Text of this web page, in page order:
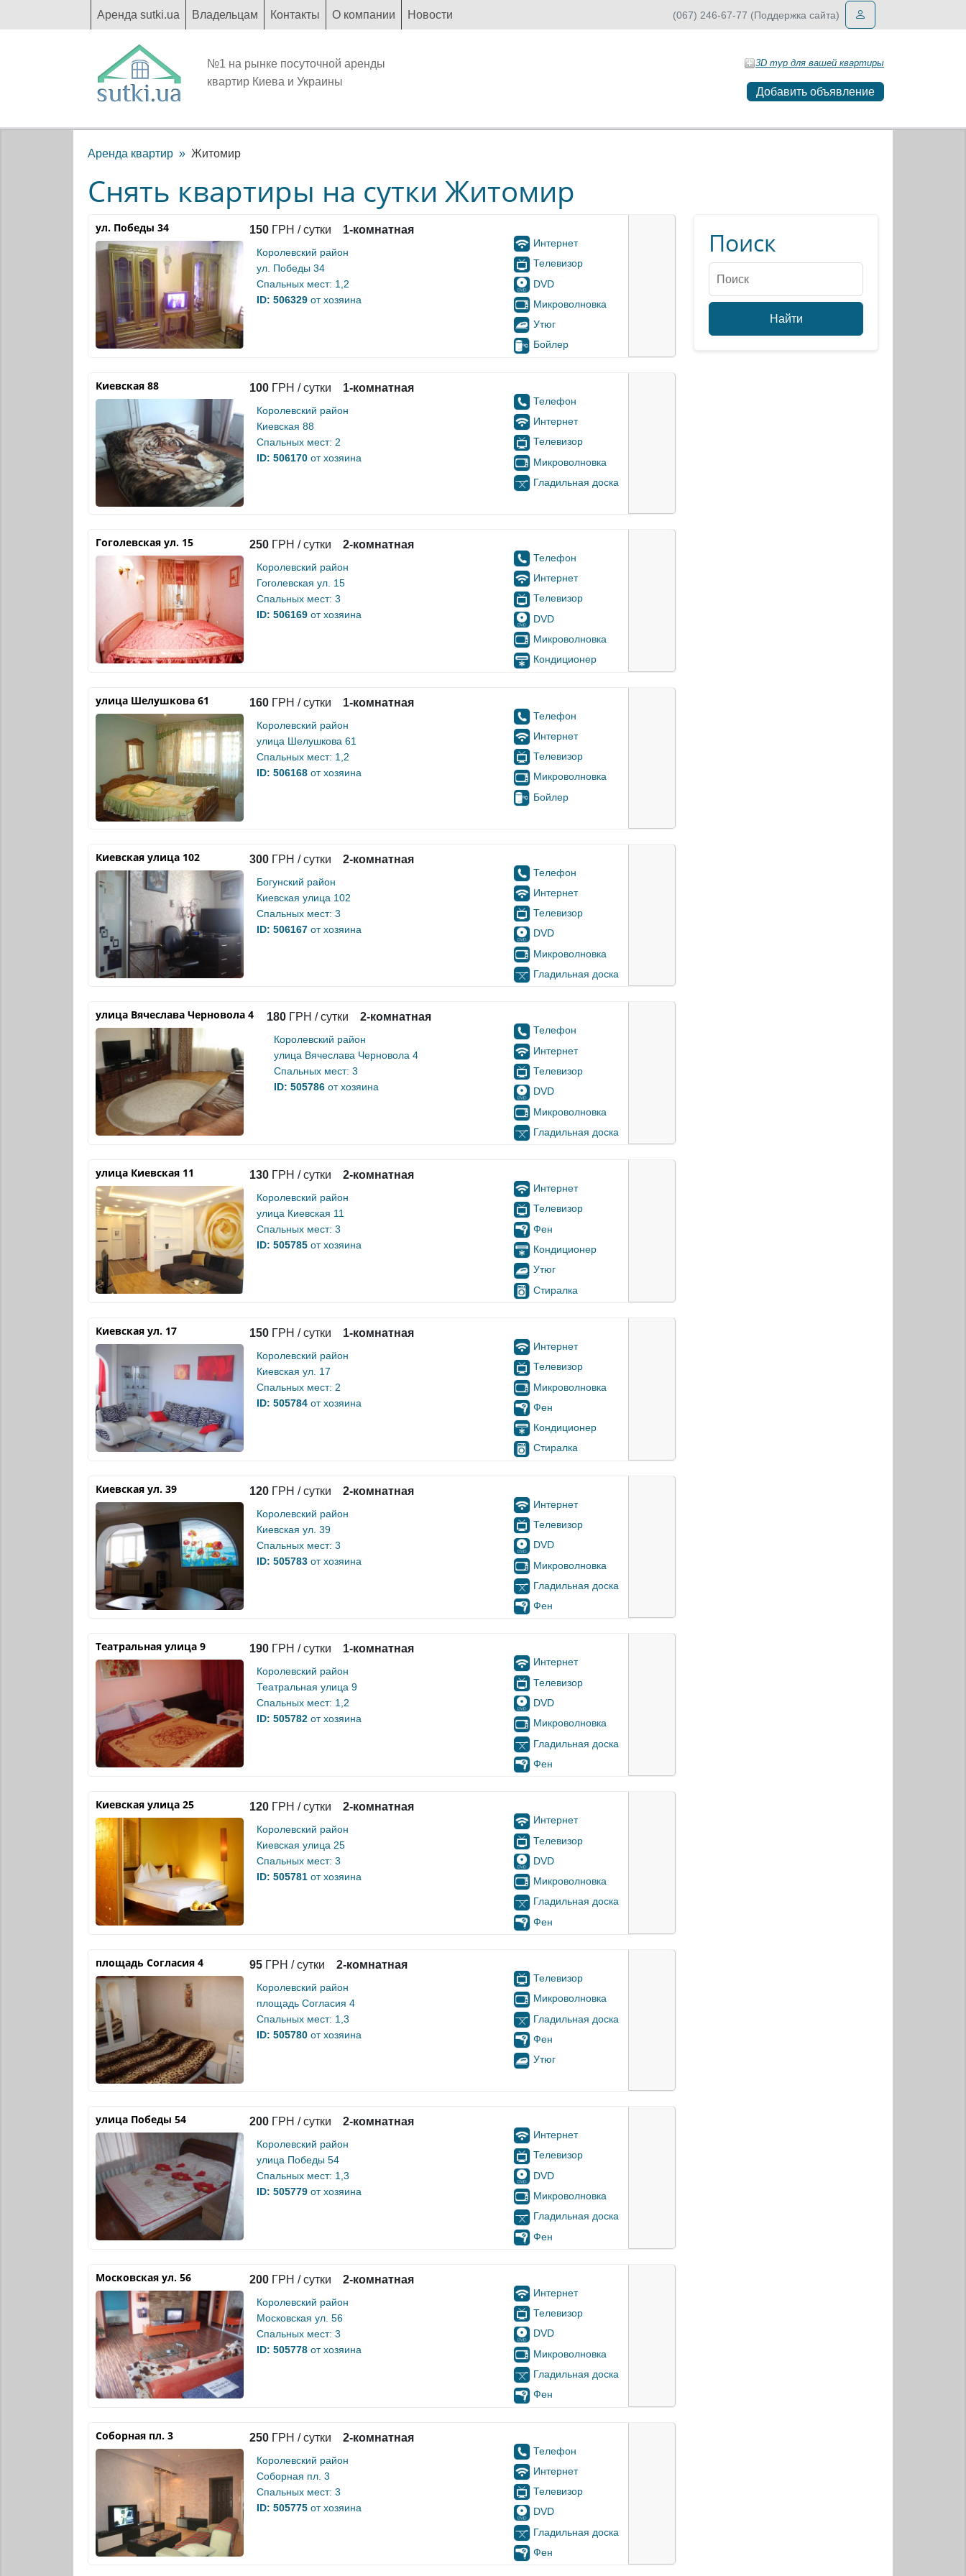
Аренда sutki.ua Владельцам Контакты О компании Новости (067) 246-67-77 (Поддержка сайта)
№1 на рынке посуточной аренды
квартир Киева и Украины
3D тур для вашей квартиры
Добавить объявление
Аренда квартир Житомир
Снять квартиры на сутки Житомир
ул. Победы 34 150 ГРН / сутки 1-комнатная
Королевский район
ул. Победы 34
Спальных мест: 1,2
ID: 506329 от хозяина
Интернет
Телевизор
DVD
Микроволновка
Утюг
Бойлер
Киевская 88 100 ГРН / сутки 1-комнатная
Королевский район
Киевская 88
Спальных мест: 2
ID: 506170 от хозяина
Телефон
Интернет
Телевизор
Микроволновка
Гладильная доска
Гоголевская ул. 15 250 ГРН / сутки 2-комнатная
Королевский район
Гоголевская ул. 15
Спальных мест: 3
ID: 506169 от хозяина
Телефон
Интернет
Телевизор
DVD
Микроволновка
Кондиционер
улица Шелушкова 61 160 ГРН / сутки 1-комнатная
Королевский район
улица Шелушкова 61
Спальных мест: 1,2
ID: 506168 от хозяина
Телефон
Интернет
Телевизор
Микроволновка
Бойлер
Киевская улица 102 300 ГРН / сутки 2-комнатная
Богунский район
Киевская улица 102
Спальных мест: 3
ID: 506167 от хозяина
Телефон
Интернет
Телевизор
DVD
Микроволновка
Гладильная доска
улица Вячеслава Черновола 4 180 ГРН / сутки 2-комнатная
Королевский район
улица Вячеслава Черновола 4
Спальных мест: 3
ID: 505786 от хозяина
Телефон
Интернет
Телевизор
DVD
Микроволновка
Гладильная доска
улица Киевская 11 130 ГРН / сутки 2-комнатная
Королевский район
улица Киевская 11
Спальных мест: 3
ID: 505785 от хозяина
Интернет
Телевизор
Фен
Кондиционер
Утюг
Стиралка
Киевская ул. 17 150 ГРН / сутки 1-комнатная
Королевский район
Киевская ул. 17
Спальных мест: 2
ID: 505784 от хозяина
Интернет
Телевизор
Микроволновка
Фен
Кондиционер
Стиралка
Киевская ул. 39 120 ГРН / сутки 2-комнатная
Королевский район
Киевская ул. 39
Спальных мест: 3
ID: 505783 от хозяина
Интернет
Телевизор
DVD
Микроволновка
Гладильная доска
Фен
Театральная улица 9 190 ГРН / сутки 1-комнатная
Королевский район
Театральная улица 9
Спальных мест: 1,2
ID: 505782 от хозяина
Интернет
Телевизор
DVD
Микроволновка
Гладильная доска
Фен
Киевская улица 25 120 ГРН / сутки 2-комнатная
Королевский район
Киевская улица 25
Спальных мест: 3
ID: 505781 от хозяина
Интернет
Телевизор
DVD
Микроволновка
Гладильная доска
Фен
площадь Согласия 4 95 ГРН / сутки 2-комнатная
Королевский район
площадь Согласия 4
Спальных мест: 1,3
ID: 505780 от хозяина
Телевизор
Микроволновка
Гладильная доска
Фен
Утюг
улица Победы 54 200 ГРН / сутки 2-комнатная
Королевский район
улица Победы 54
Спальных мест: 1,3
ID: 505779 от хозяина
Интернет
Телевизор
DVD
Микроволновка
Гладильная доска
Фен
Московская ул. 56 200 ГРН / сутки 2-комнатная
Королевский район
Московская ул. 56
Спальных мест: 3
ID: 505778 от хозяина
Интернет
Телевизор
DVD
Микроволновка
Гладильная доска
Фен
Соборная пл. 3 250 ГРН / сутки 2-комнатная
Королевский район
Соборная пл. 3
Спальных мест: 3
ID: 505775 от хозяина
Телефон
Интернет
Телевизор
DVD
Гладильная доска
Фен
Поиск
Найти